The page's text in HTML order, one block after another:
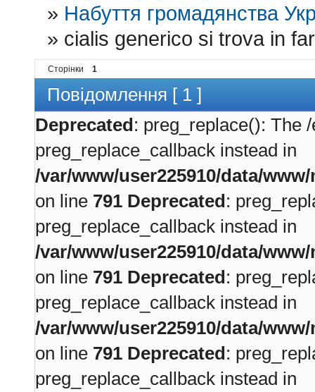
» Набуття громадянства
» cialis generico si trova in
Сторінки 1
Повідомлення [ 1 ]
Deprecated: preg_replace(): The
preg_replace_callback instead in
/var/www/user225910/data/
on line 791 Deprecated:
preg_replace_callback instead in
/var/www/user225910/data/
on line 791 Deprecated:
preg_replace_callback instead in
/var/www/user225910/data/
on line 791 Deprecated:
preg_replace_callback instead in